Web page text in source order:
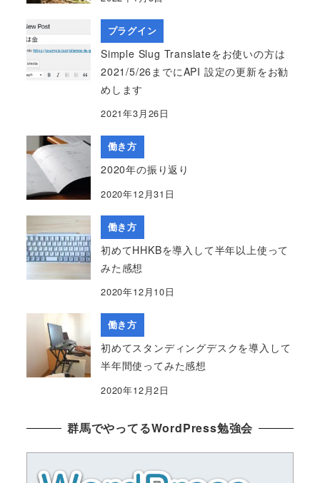
プラグイン
Simple Slug Translateをお使いの方は
2021/5/26までにAPI 設定の更新をお勧
めします
2021年3月26日
働き方
2020年の振り返り
2020年12月31日
働き方
初めてHHKBを導入して半年以上使って
みた感想
2020年12月10日
働き方
初めてスタンディングデスクを導入して
半年間使ってみた感想
2020年12月2日
群馬でやってるWordPress勉強会